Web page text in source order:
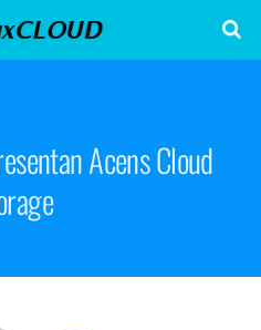
Acens Cloud